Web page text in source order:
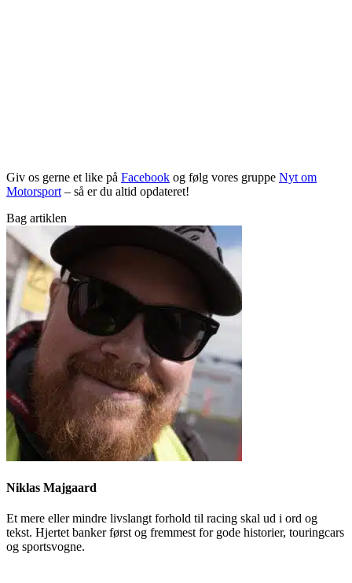
Giv os gerne et like på Facebook og følg vores gruppe Nyt om
Motorsport – så er du altid opdateret!
Bag artiklen
Niklas Majgaard
Et mere eller mindre livslangt forhold til racing skal ud i ord og
tekst. Hjertet banker først og fremmest for gode historier, touringcars
og sportsvogne.